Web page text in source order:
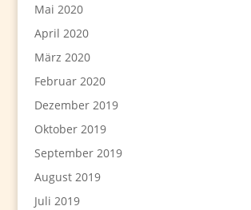
Mai 2020
April 2020
März 2020
Februar 2020
Dezember 2019
Oktober 2019
September 2019
August 2019
Juli 2019